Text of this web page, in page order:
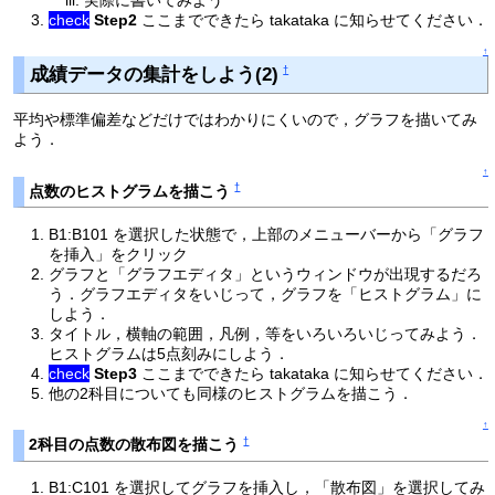
check Step2ここまでできたら takataka に知らせてください．
↑
成績データの集計をしよう(2) †
平均や標準偏差などだけではわかりにくいので，グラフを描いてみ
よう．
↑
点数のヒストグラムを描こう †
B1:B101 を選択した状態で，上部のメニューバーから「グラフ
を挿入」をクリック
グラフと「グラフエディタ」というウィンドウが出現するだろ
う．グラフエディタをいじって，グラフを「ヒストグラム」に
しよう．
タイトル，横軸の範囲，凡例，等をいろいろいじってみよう．
ヒストグラムは5点刻みにしよう．
check Step3ここまでできたら takataka に知らせてください．
他の2科目についても同様のヒストグラムを描こう．
↑
2科目の点数の散布図を描こう †
B1:C101 を選択してグラフを挿入し，「散布図」を選択してみ